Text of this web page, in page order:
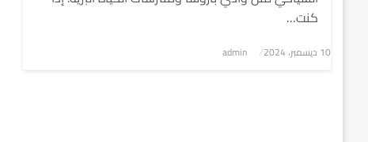
كنت…
نُشر
10 ديسمبر، 2024 admin